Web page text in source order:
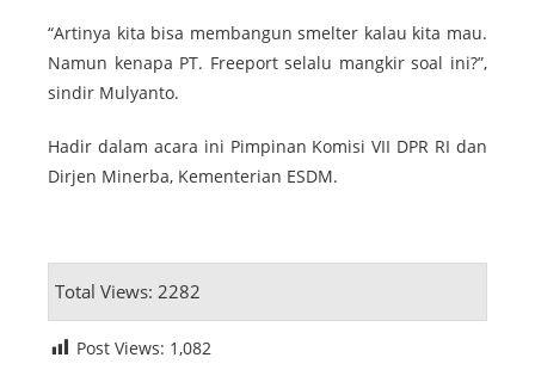
“Artinya kita bisa membangun smelter kalau kita mau.
Namun kenapa PT. Freeport selalu mangkir soal ini?”,
sindir Mulyanto.
Hadir dalam acara ini Pimpinan Komisi VII DPR RI dan
Dirjen Minerba, Kementerian ESDM.
Total Views: 2282
Post Views: 1,082